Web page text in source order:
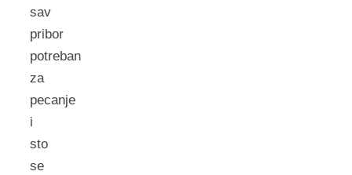
sav
pribor
potreban
za
pecanje
i
sto
se